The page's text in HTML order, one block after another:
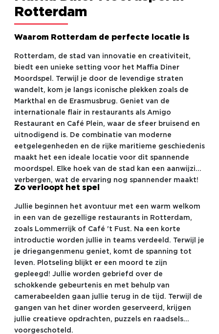
Rotterdam
Waarom Rotterdam de perfecte locatie is
Rotterdam, de stad van innovatie en creativiteit,
biedt een unieke setting voor het Maffia Diner
Moordspel. Terwijl je door de levendige straten
wandelt, kom je langs iconische plekken zoals de
Markthal en de Erasmusbrug. Geniet van de
internationale flair in restaurants als Amigo
Restaurant en Café Plein, waar de sfeer bruisend en
uitnodigend is. De combinatie van moderne
eetgelegenheden en de rijke maritieme geschiedenis
maakt het een ideale locatie voor dit spannende
moordspel. Elke hoek van de stad kan een aanwijzing
verbergen, wat de ervaring nog spannender maakt!
Zo verloopt het spel
Jullie beginnen het avontuur met een warm welkom
in een van de gezellige restaurants in Rotterdam,
zoals Lommerrijk of Café 't Fust. Na een korte
introductie worden jullie in teams verdeeld. Terwijl je
je driegangenmenu geniet, komt de spanning tot
leven. Plotseling blijkt er een moord te zijn
gepleegd! Jullie worden gebriefd over de
schokkende gebeurtenis en met behulp van
camerabeelden gaan jullie terug in de tijd. Terwijl de
gangen van het diner worden geserveerd, krijgen
jullie creatieve opdrachten, puzzels en raadsels
voorgeschoteld.